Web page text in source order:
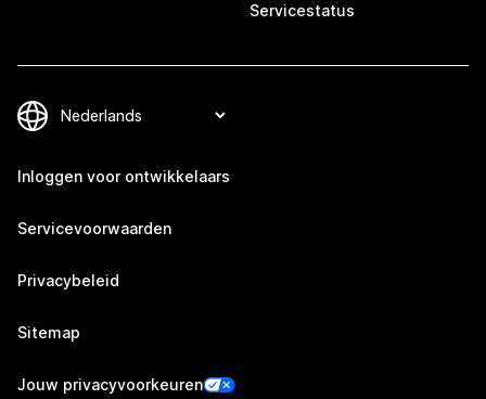
Servicestatus
Inloggen voor ontwikkelaars
Servicevoorwaarden
Privacybeleid
Sitemap
Jouw privacyvoorkeuren